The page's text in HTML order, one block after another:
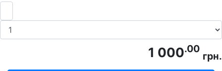
1 000.00
грн.